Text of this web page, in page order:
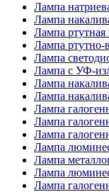
Лампа
Лампа
Лампа ртутная
Лампа ртутно-
Лампа
Лампа с УФ-
Лампа
Лампа
Лампа
Лампа
Лампа
Лампа
Лампа
Лампа
Лампа